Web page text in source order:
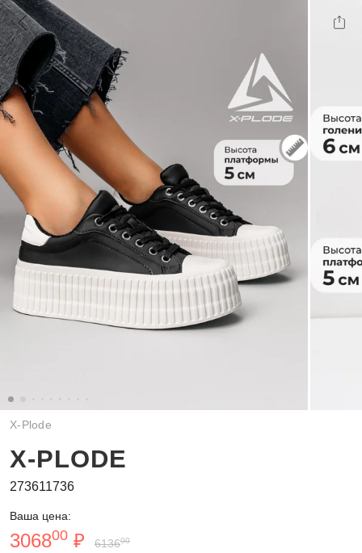
X-Plode
X-PLODE
273611736
Ваша цена:
306800 ₽ 613600